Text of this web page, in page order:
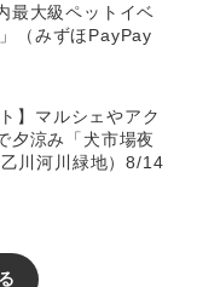
最大級ペットイベ
（みずほPayPay
】マルシェやアク
夕涼み「犬市場夜
川河川緑地）8/14